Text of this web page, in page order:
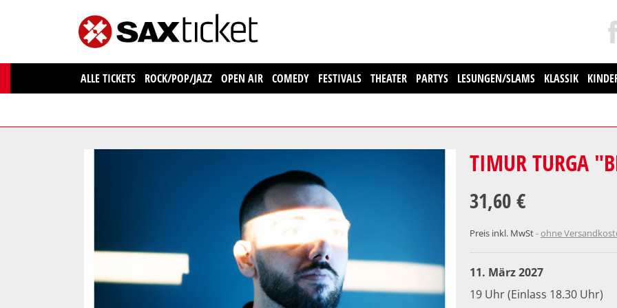
ALLE TICKETS ROCK/POP/JAZZ OPEN AIR COMEDY FESTIVALS THEATER PARTYS LESUNGEN/SLAMS KLASSIK
TIMUR TURGA
31,60 €
Preis inkl. MwSt ohne
11. März 2027
19 Uhr (Einlass 18.30 Uhr)